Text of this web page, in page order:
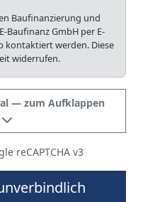
Baufinanzierung und
Baufinanz GmbH per E-
kontaktiert werden. Diese
widerrufen.
— zum Aufklappen
reCAPTCHA v3